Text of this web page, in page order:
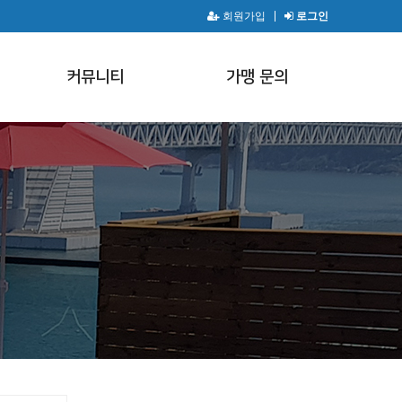
회원가입 로그인
커뮤니티 가맹 문의